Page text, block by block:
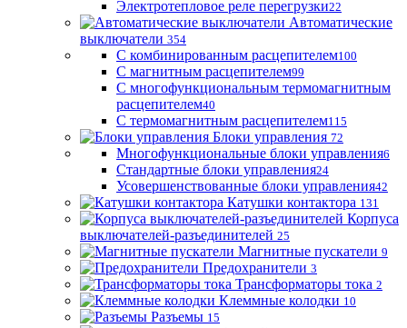
Электротепловое реле перегрузки22
Автоматические
выключатели 354
С комбинированным расцепителем100
С магнитным расцепителем99
С многофункциональным термомагнитным
расцепителем40
С термомагнитным расцепителем115
Блоки управления 72
Многофункциональные блоки управления6
Стандартные блоки управления24
Усовершенствованные блоки управления42
Катушки контактора 131
Корпуса
выключателей-разъединителей 25
Магнитные пускатели 9
Предохранители 3
Трансформаторы тока 2
Клеммные колодки 10
Разъемы 15